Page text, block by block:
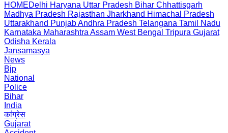
HOMEDelhi Haryana Uttar Pradesh Bihar Chhattisgarh
Madhya Pradesh Rajasthan Jharkhand Himachal Pradesh
Uttarakhand PunjabAndhra Pradesh Telangana Tamil Nadu
Karnataka Maharashtra Assam West Bengal Tripura Gujarat
Odisha Kerala
Jansamasya
News
Bjp
National
Police
Bihar
India
कांग्रेस
Gujarat